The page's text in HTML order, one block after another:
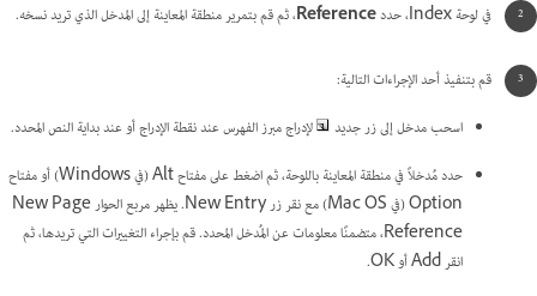
في لوحة Index، حدد
Reference، ثم قم بتمرير منطقة المعاينة إلى المدخل الذي تريد نسخه.
قم بتنفيذ أحد الإجراءات التالية:
اسحب مدخل إلى زر جديد
لإدراج مبرز الفهرس عند نقطة الإدراج أو عند بداية النص المحدد.
حدد مُدخلاً في منطقة المعاينة باللوحة، ثم اضغط على مفتاح Alt (في Windows) أو مفتاح
Option (في Mac OS) مع نقر زر New Entry. يظهر مربع الحوار New Page
Reference، متضمنًا معلومات عن المُدخل المحدد. قم بإجراء التغييرات التي تريدها، ثم
انقر Add أو OK.